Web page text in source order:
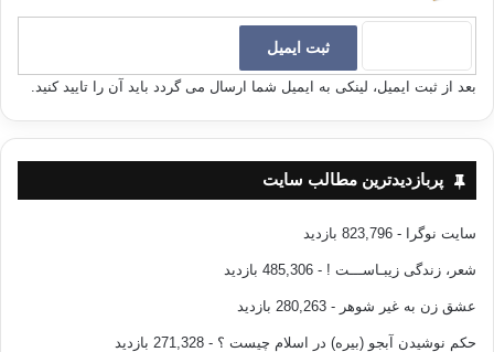
توانایی به مردم برمی گردد. مردم باید با طیب خاطر مسئولیت انجام امور خود
کسی که او را از راه بیعت یا انتخابات برمی گزینند، بسپارند. پس معیار اصلی در
بدست آوردن هر پستی، توانایی و استعدادهای انسان است.
همانطور که شیخ الا
سلام ابن تیمیه (رح) در کتاب “سیاسته الشرعیه فی اصلاح الراعی والرعیه”
به دواصل اساسی که وجود آنها برای عهده دار شدن اداره امور کافی است،
گفت: ای پدر من، او را استخدام کن چرا که بهترین کسی را که باید استخدام
کنی شخصی
بعد از ثبت ایمیل، لینکی به ایمیل شما ارسال می گردد باید آن را تایید کنید.
پربازدیدترین مطالب سایت
سایت نوگرا - 823,796 بازدید
شعر، زندگی زیبـاســـت ! - 485,306 بازدید
عشق زن به غیر شوهر - 280,263 بازدید
حکم نوشیدن آبجو (بیره) در اسلام چیست ؟ - 271,328 بازدید